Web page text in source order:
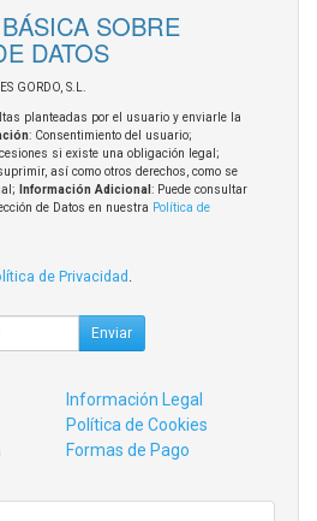
SOBRE
DATOS
GORDO, S.L.
planteadas por el usuario y enviarle la
: Consentimiento del usuario;
si existe una obligación legal;
así como otros derechos, como se
Información Adicional : Puede consultar
de Datos en nuestra Política de
de Privacidad
Enviar
Información Legal
Política de Cookies
Formas de Pago